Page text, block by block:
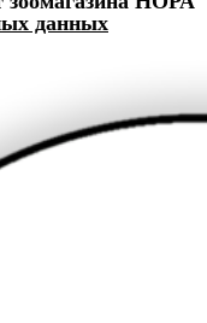
данных